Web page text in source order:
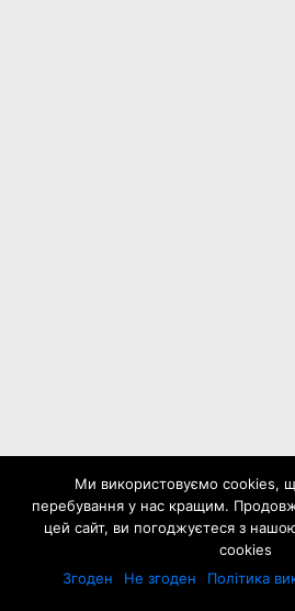
Ми використовуємо cookies,
перебування у нас кращим.
цей сайт, ви погоджуєтеся з
cookies
Згоден
Не згоден Політика